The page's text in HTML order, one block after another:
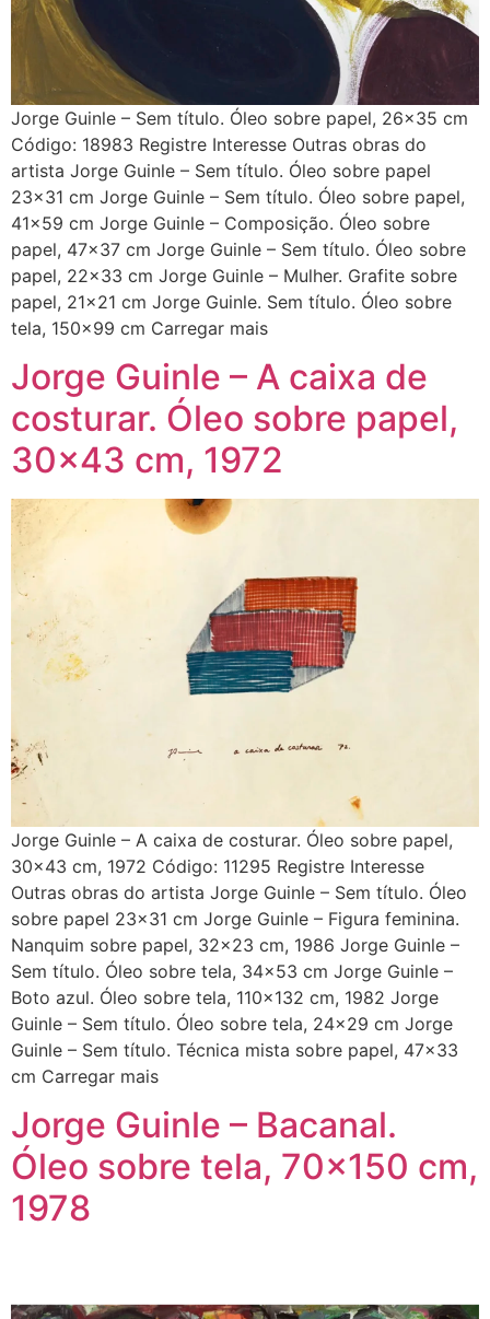
Jorge Guinle – Sem título. Óleo sobre papel, 26×35 cm
Código: 18983 Registre Interesse Outras obras do
artista Jorge Guinle – Sem título. Óleo sobre papel
23×31 cm Jorge Guinle – Sem título. Óleo sobre papel,
41×59 cm Jorge Guinle – Composição. Óleo sobre
papel, 47×37 cm Jorge Guinle – Sem título. Óleo sobre
papel, 22×33 cm Jorge Guinle – Mulher. Grafite sobre
papel, 21×21 cm Jorge Guinle. Sem título. Óleo sobre
tela, 150×99 cm Carregar mais
Jorge Guinle – A caixa de
costurar. Óleo sobre papel,
30×43 cm, 1972
Jorge Guinle – A caixa de costurar. Óleo sobre papel,
30×43 cm, 1972 Código: 11295 Registre Interesse
Outras obras do artista Jorge Guinle – Sem título. Óleo
sobre papel 23×31 cm Jorge Guinle – Figura feminina.
Nanquim sobre papel, 32×23 cm, 1986 Jorge Guinle –
Sem título. Óleo sobre tela, 34×53 cm Jorge Guinle –
Boto azul. Óleo sobre tela, 110×132 cm, 1982 Jorge
Guinle – Sem título. Óleo sobre tela, 24×29 cm Jorge
Guinle – Sem título. Técnica mista sobre papel, 47×33
cm Carregar mais
Jorge Guinle – Bacanal.
Óleo sobre tela, 70×150 cm,
1978